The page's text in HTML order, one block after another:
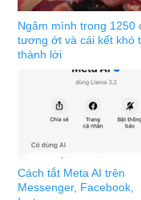
Ngâm mình trong 1250
tương ớt và cái kết khó
thành lời
Cách tắt Meta AI trên
Messenger, Facebook,